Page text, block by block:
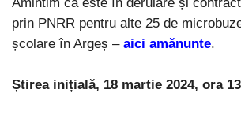
prin PNRR pentru alte 25 de
școlare în Argeș – aici amănunte.
Știrea inițială, 18 martie 2024, ora